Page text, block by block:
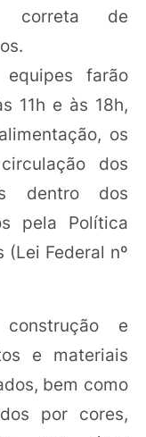
correta de
farão
11h e às 18h,
os
dos
dentro dos
pela Política
(Lei Federal nº
e
e materiais
bem como
por cores,